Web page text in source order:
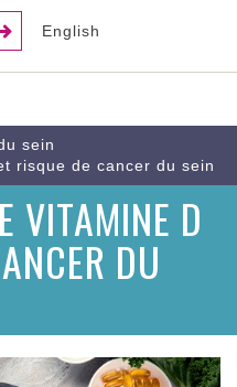
English
sein
risque de cancer du sein
VITAMINE D
DU